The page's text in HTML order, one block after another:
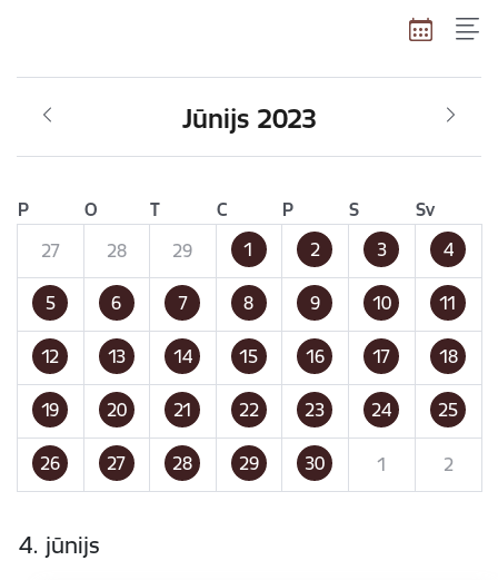
Jūnijs 2023
P O T C P S
Sv
27
28 29 1 2 3 4
5 6 7 8 9 10 11
12 13 14 15 16 17 18
19 20 21 22 23 24 25
26 27 28 29 30 1 2
4. jūnijs